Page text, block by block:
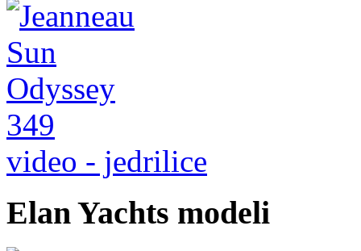
video - jedrilice
Elan Yachts modeli